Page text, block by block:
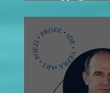
gjethi"